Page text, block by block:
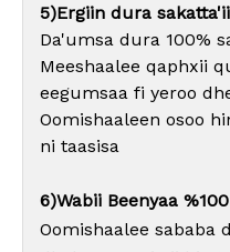
5)Ergiin dura
Da'umsa dura 100%
Meeshaalee qaphxii
eegumsaa fi yeroo
Oomishaaleen osoo
ni taasisa
6)Wabii Beenyaa %100
Oomishaalee sababa